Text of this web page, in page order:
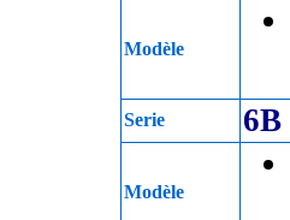
Modèle
Serie 6B
Modèle